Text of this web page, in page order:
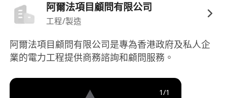
阿爾法項目顧問有限公司
工程/製造
阿爾法項目顧問有限公司是專為香港政府及私人企
業的電力工程提供商務諮詢和顧問服務。
1/1